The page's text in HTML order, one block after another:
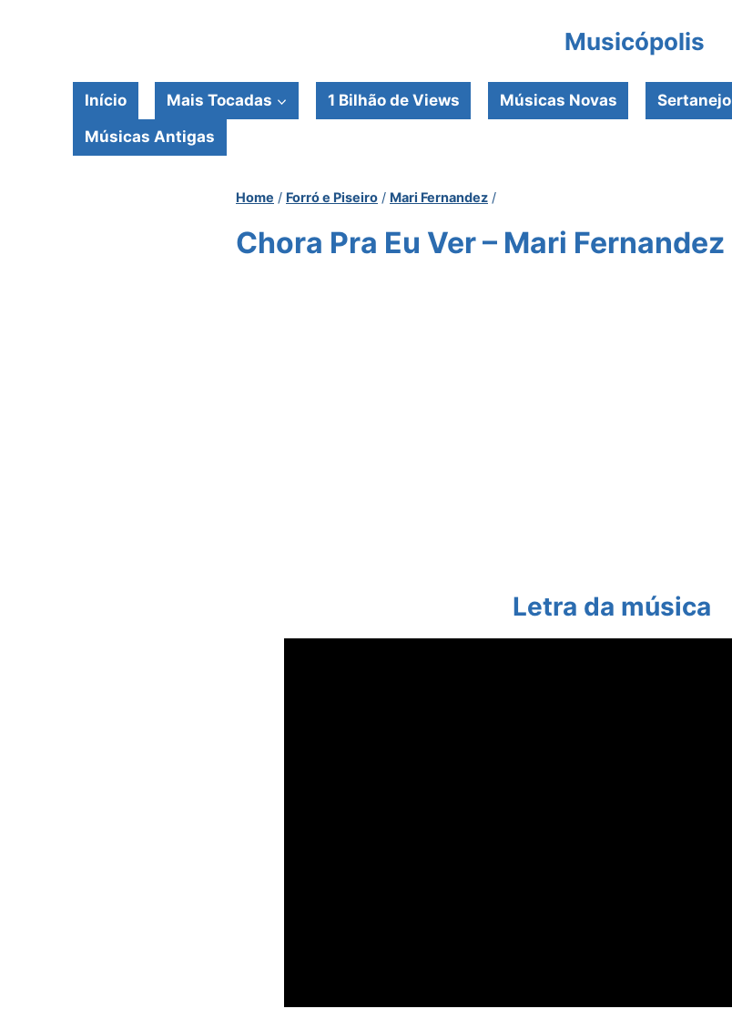
Conteúdo
Musicópolis
Início Mais Tocadas 1 Bilhão de Views Músicas Novas Sertanejo
Músicas Antigas
Home / Forró e Piseiro / Mari Fernandez /
Chora Pra Eu Ver – Mari Fernandez
Letra da música